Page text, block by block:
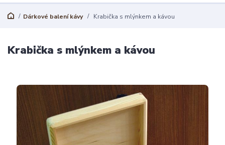
Dárkové balení kávy Krabička s mlýnkem a kávou
Krabička s mlýnkem a kávou